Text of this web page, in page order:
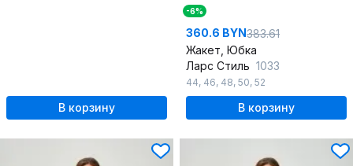
В корзину
-6%
360.6 BYN383.61
Жакет, Юбка
Ларс Стиль 1033
44, 46, 48, 50, 52
В корзину